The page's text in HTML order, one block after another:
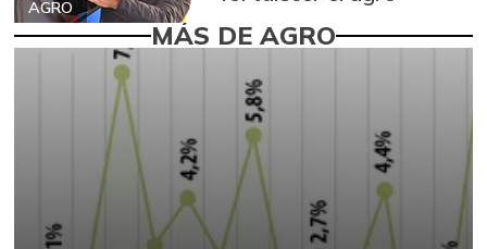
AGRO
MÁS DE AGRO